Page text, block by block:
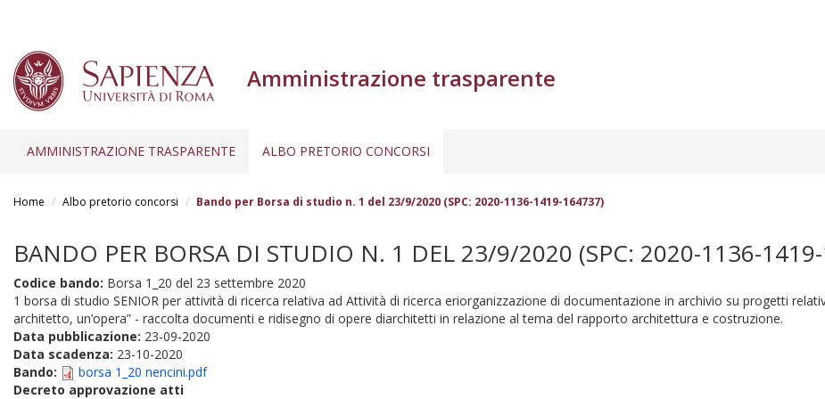
Amministrazione trasparente
AMMINISTRAZIONE TRASPARENTE ALBO PRETORIO CONCORSI
Home Albo pretorio concorsi Bando per Borsa di studio n. 1 del 23/9/2020 (SPC: 2020-1136-1419-164737)
BANDO PER BORSA DI STUDIO N. 1 DEL 23/9/2020 (SPC: 2020-1136-
Codice bando: Borsa 1_20 del 23 settembre 2020
1 borsa di studio SENIOR per attività di ricerca relativa ad Attività di ricerca eriorganizzazione di documentazione in archivio su progetti
architetto, un’opera” - raccolta documenti e ridisegno di opere diarchitetti in relazione al tema del rapporto architettura e costruzione.
Data pubblicazione: 23-09-2020
Data scadenza: 23-10-2020
Bando:
borsa 1_20 nencini.pdf
Decreto approvazione atti